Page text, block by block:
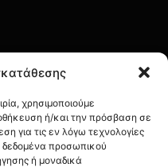
χρησιμοποιούμε
ή/και την πρόσβαση σε
για τις εν λόγω τεχνολογίες
δεδομένα προσωπικού
ή μοναδικά